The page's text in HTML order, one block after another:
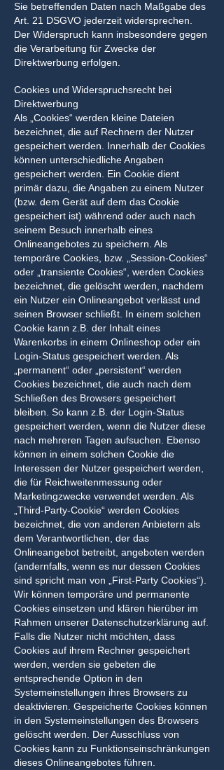
Sie betreffenden Daten nach Maßgabe des
Art. 21 DSGVO jederzeit widersprechen.
Der Widerspruch kann insbesondere gegen
die Verarbeitung für Zwecke der
Direktwerbung erfolgen.
Cookies und Widerspruchsrecht bei
Direktwerbung
Als „Cookies“ werden kleine Dateien
bezeichnet, die auf Rechnern der Nutzer
gespeichert werden. Innerhalb der Cookies
können unterschiedliche Angaben
gespeichert werden. Ein Cookie dient
primär dazu, die Angaben zu einem Nutzer
(bzw. dem Gerät auf dem das Cookie
gespeichert ist) während oder auch nach
seinem Besuch innerhalb eines
Onlineangebotes zu speichern. Als
temporäre Cookies, bzw. „Session-Cookies“
oder „transiente Cookies“, werden Cookies
bezeichnet, die gelöscht werden, nachdem
ein Nutzer ein Onlineangebot verlässt und
seinen Browser schließt. In einem solchen
Cookie kann z.B. der Inhalt eines
Warenkorbs in einem Onlineshop oder ein
Login-Status gespeichert werden. Als
„permanent“ oder „persistent“ werden
Cookies bezeichnet, die auch nach dem
Schließen des Browsers gespeichert
bleiben. So kann z.B. der Login-Status
gespeichert werden, wenn die Nutzer diese
nach mehreren Tagen aufsuchen. Ebenso
können in einem solchen Cookie die
Interessen der Nutzer gespeichert werden,
die für Reichweitenmessung oder
Marketingzwecke verwendet werden. Als
„Third-Party-Cookie“ werden Cookies
bezeichnet, die von anderen Anbietern als
dem Verantwortlichen, der das
Onlineangebot betreibt, angeboten werden
(andernfalls, wenn es nur dessen Cookies
sind spricht man von „First-Party Cookies“).
Wir können temporäre und permanente
Cookies einsetzen und klären hierüber im
Rahmen unserer Datenschutzerklärung auf.
Falls die Nutzer nicht möchten, dass
Cookies auf ihrem Rechner gespeichert
werden, werden sie gebeten die
entsprechende Option in den
Systemeinstellungen ihres Browsers zu
deaktivieren. Gespeicherte Cookies können
in den Systemeinstellungen des Browsers
gelöscht werden. Der Ausschluss von
Cookies kann zu Funktionseinschränkungen
dieses Onlineangebotes führen.